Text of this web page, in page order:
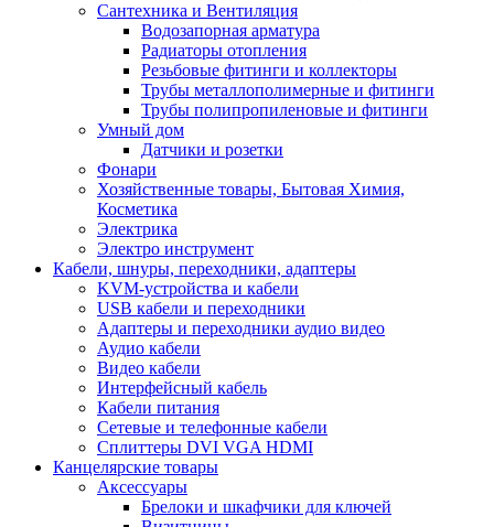
Сантехника и Вентиляция
Водозапорная арматура
Радиаторы отопления
Резьбовые фитинги и коллекторы
Трубы металлополимерные и фитинги
Трубы полипропиленовые и фитинги
Умный дом
Датчики и розетки
Фонари
Хозяйственные товары, Бытовая Химия,
Косметика
Электрика
Электро инструмент
Кабели, шнуры, переходники, адаптеры
KVM-устройства и кабели
USB кабели и переходники
Адаптеры и переходники аудио видео
Аудио кабели
Видео кабели
Интерфейсный кабель
Кабели питания
Сетевые и телефонные кабели
Сплиттеры DVI VGA HDMI
Канцелярские товары
Аксессуары
Брелоки и шкафчики для ключей